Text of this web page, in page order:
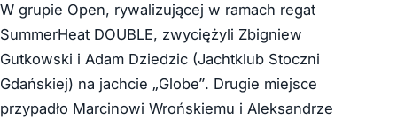
W grupie Open, rywalizującej w ramach regat
SummerHeat DOUBLE, zwyciężyli Zbigniew
Gutkowski i Adam Dziedzic (Jachtklub Stoczni
Gdańskiej) na jachcie „Globe”. Drugie miejsce
przypadło Marcinowi Wrońskiemu i Aleksandrze